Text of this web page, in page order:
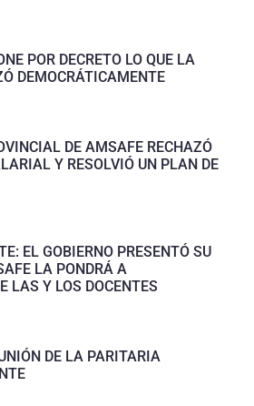
POR DECRETO LO QUE LA
DEMOCRÁTICAMENTE
DE AMSAFE RECHAZÓ
Y RESOLVIÓ UN PLAN DE
EL GOBIERNO PRESENTÓ SU
LA PONDRÁ A
LAS Y LOS DOCENTES
DE LA PARITARIA